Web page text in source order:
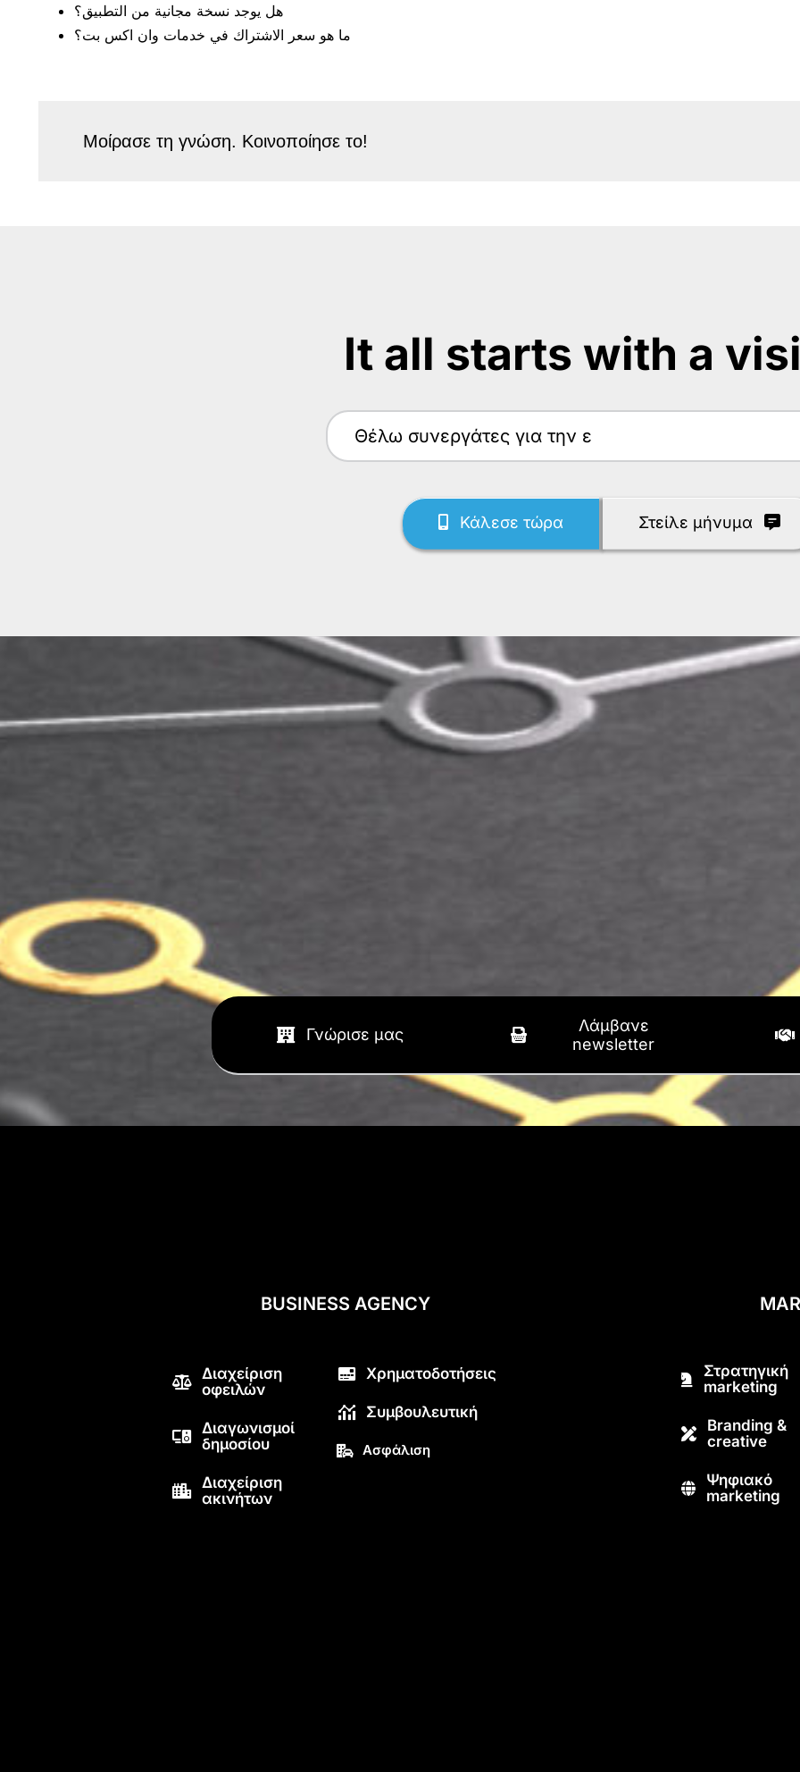
هل يوجد نسخة مجانية من التطبيق؟
ما هو سعر الاشتراك في خدمات وان اكس بت؟
Μοίρασε τη γνώση. Κοινοποίησε το!
It all starts with a
Θέλω
Κάλεσε τώρα Στείλε μήνυμα
Γνώρισε μας
Λάμβανε
newsletter
BUSINESS AGENCY
Διαχείριση
οφειλών
Διαγωνισμοί
δημοσίου
Διαχείριση
ακινήτων
Χρηματοδοτήσεις
Συμβουλευτική
Ασφάλιση
Στρατηγική
marketing
Branding &
creative
Ψηφιακό
marketing